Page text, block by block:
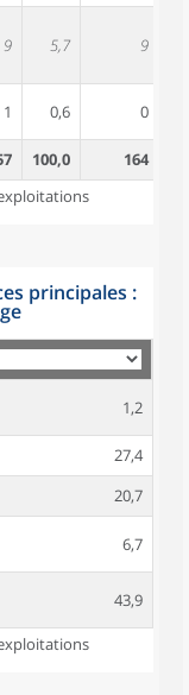
9 5,7 9
1 0,6 0
100,0 164
exploitations
principales :
1,2
27,4
20,7
6,7
43,9
exploitations